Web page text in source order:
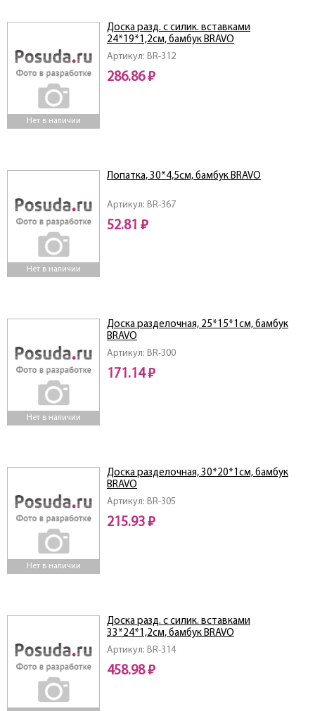
Нет в наличии
Артикул: BR-312
Доска разд. с силик. вставками
24*19*1,2см, бамбук BRAVO
286.86 ₽
Нет в наличии
Артикул: BR-367
Лопатка, 30*4,5см, бамбук BRAVO
52.81 ₽
Нет в наличии
Артикул: BR-300
Доска разделочная, 25*15*1см, бамбук
BRAVO
171.14 ₽
Нет в наличии
Артикул: BR-305
Доска разделочная, 30*20*1см, бамбук
BRAVO
215.93 ₽
Артикул: BR-314
Доска разд. с силик. вставками
33*24*1,2см, бамбук BRAVO
458.98 ₽